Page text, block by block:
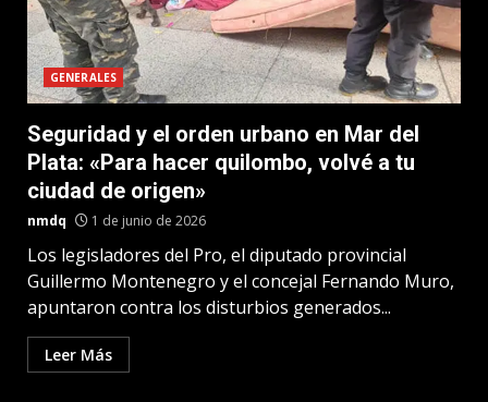
GENERALES
Seguridad y el orden urbano en Mar del
Plata: «Para hacer quilombo, volvé a tu
ciudad de origen»
nmdq 1 de junio de 2026
Los legisladores del Pro, el diputado provincial
Guillermo Montenegro y el concejal Fernando Muro,
apuntaron contra los disturbios generados...
Leer Más